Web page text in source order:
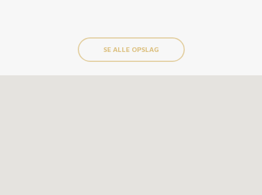
SE ALLE OPSLAG